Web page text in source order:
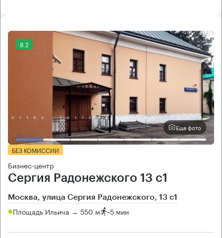
8.2
Еще фото
БЕЗ КОМИССИИ
Бизнес-центр
Сергия Радонежского 13 с1
Москва, улица Сергия Радонежского, 13 с1
Площадь Ильича → 550 м ~5 мин